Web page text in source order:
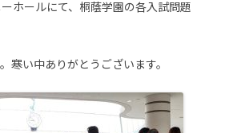
ホールにて、桐蔭学園の各入試問題
い中ありがとうございます。